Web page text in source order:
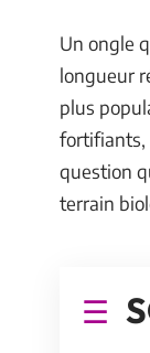
Un ongle
longueur
plus
fortifiants,
question
terrain